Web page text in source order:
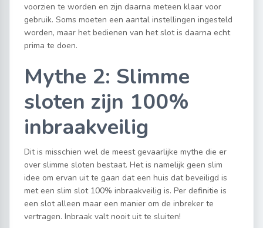
voorzien te worden en zijn daarna meteen klaar voor
gebruik. Soms moeten een aantal instellingen ingesteld
worden, maar het bedienen van het slot is daarna echt
prima te doen.
Mythe 2: Slimme
sloten zijn 100%
inbraakveilig
Dit is misschien wel de meest gevaarlijke mythe die er
over slimme sloten bestaat. Het is namelijk geen slim
idee om ervan uit te gaan dat een huis dat beveiligd is
met een slim slot 100% inbraakveilig is. Per definitie is
een slot alleen maar een manier om de inbreker te
vertragen. Inbraak valt nooit uit te sluiten!